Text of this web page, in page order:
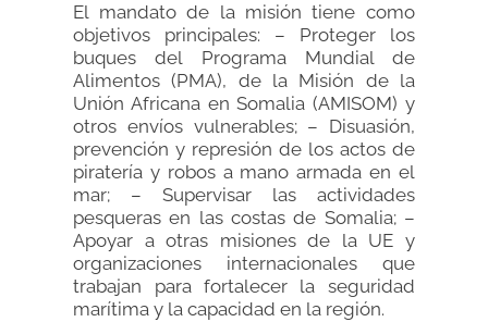
El mandato de la misión tiene como
objetivos principales: – Proteger los
buques del Programa Mundial de
Alimentos (PMA), de la Misión de la
Unión Africana en Somalia (AMISOM) y
otros envíos vulnerables; – Disuasión,
prevención y represión de los actos de
piratería y robos a mano armada en el
mar; – Supervisar las actividades
pesqueras en las costas de Somalia; –
Apoyar a otras misiones de la UE y
organizaciones internacionales que
trabajan para fortalecer la seguridad
marítima y la capacidad en la región.